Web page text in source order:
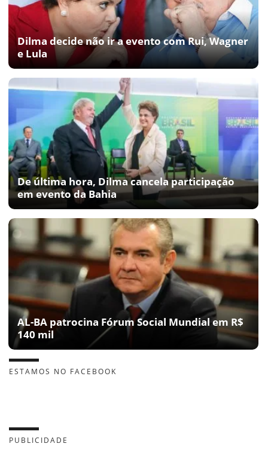
Dilma decide não ir a evento com Rui, Wagner
e Lula
De última hora, Dilma cancela participação
em evento da Bahia
AL-BA patrocina Fórum Social Mundial em R$
140 mil
ESTAMOS NO FACEBOOK
PUBLICIDADE